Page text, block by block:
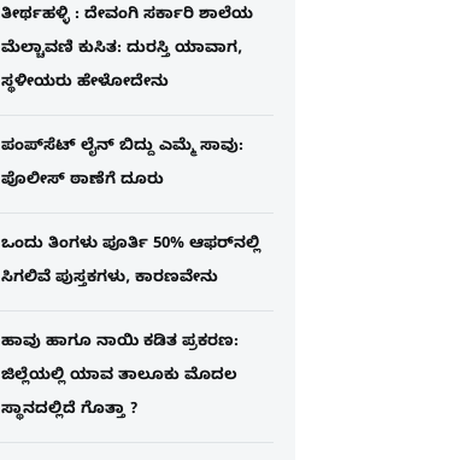
ತೀರ್ಥಹಳ್ಳಿ : ದೇವಂಗಿ ಸರ್ಕಾರಿ ಶಾಲೆಯ
ಮೆಲ್ಚಾವಣಿ ಕುಸಿತ: ದುರಸ್ತಿ ಯಾವಾಗ,
ಸ್ಥಳೀಯರು ಹೇಳೋದೇನು
ಪಂಪ್‌ಸೆಟ್ ಲೈನ್ ಬಿದ್ದು ಎಮ್ಮೆ ಸಾವು:
ಪೊಲೀಸ್ ಠಾಣೆಗೆ ದೂರು
ಒಂದು ತಿಂಗಳು ಪೂರ್ತಿ 50% ಆಫರ್​ನಲ್ಲಿ
ಸಿಗಲಿವೆ ಪುಸ್ತಕಗಳು, ಕಾರಣವೇನು
ಹಾವು ಹಾಗೂ ನಾಯಿ ಕಡಿತ ಪ್ರಕರಣ:
ಜಿಲ್ಲೆಯಲ್ಲಿ ಯಾವ ತಾಲೂಕು ಮೊದಲ
ಸ್ಥಾನದಲ್ಲಿದೆ ಗೊತ್ತಾ ?